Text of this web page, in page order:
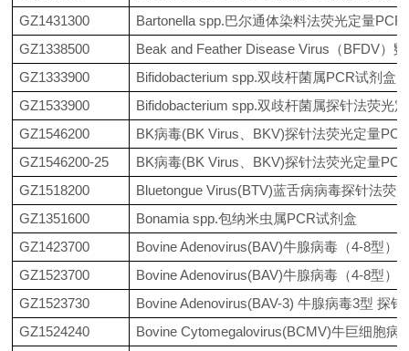
GZ1431300
Bartonella spp.巴尔通体染料法荧光定量PCR
GZ1338500
Beak and Feather Disease Virus（BFDV）
GZ1333900
Bifidobacterium spp.双歧杆菌属PCR试剂盒
GZ1533900
Bifidobacterium spp.双歧杆菌属探针法荧光
GZ1546200
BK病毒(BK Virus、BKV)探针法荧光定量
GZ1546200-25
BK病毒(BK Virus、BKV)探针法荧光定量
GZ1518200
Bluetongue Virus(BTV)蓝舌病病毒探针法荧
GZ1351600
Bonamia spp.包纳米虫属PCR试剂盒
GZ1423700
Bovine Adenovirus(BAV)牛腺病毒（4-8型）
GZ1523700
Bovine Adenovirus(BAV)牛腺病毒（4-8型）
GZ1523730
Bovine Adenovirus(BAV-3) 牛腺病毒3型 探
GZ1524240
Bovine Cytomegalovirus(BCMV)牛巨细胞病